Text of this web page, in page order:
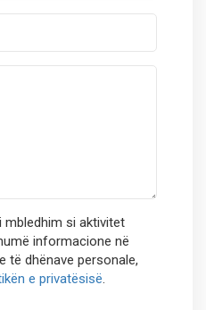
mbledhim si aktivitet
në
të dhënave personale,
e privatësisë.